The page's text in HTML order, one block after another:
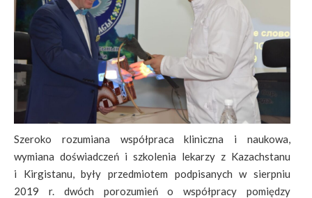
Szeroko rozumiana współpraca kliniczna i naukowa,
wymiana doświadczeń i szkolenia lekarzy z Kazachstanu
i Kirgistanu, były przedmiotem podpisanych w sierpniu
2019 r. dwóch porozumień o współpracy pomiędzy